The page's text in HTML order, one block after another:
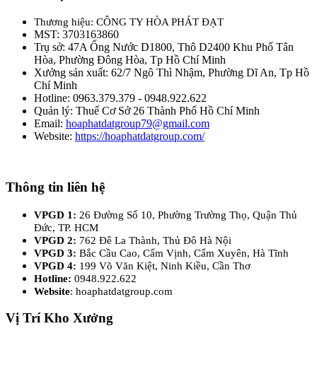
Thương hiệu: CÔNG TY HÒA PHÁT ĐẠT
MST: 3703163860
Trụ sở: 47A Ống Nước D1800, Thô D2400 Khu Phố Tân
Hòa, Phường Đông Hòa, Tp Hồ Chí Minh
Xưởng sản xuất: 62/7 Ngô Thì Nhậm, Phường Dĩ An, Tp Hồ
Chí Minh
Hotline: 0963.379.379 - 0948.922.622
Quản lý: Thuế Cơ Sở 26 Thành Phố Hồ Chí Minh
Email: hoaphatdatgroup79@gmail.com
Website: https://hoaphatdatgroup.com/
Thông tin liên hệ
VPGD 1: 26 Đường Số 10, Phường Trường Thọ, Quận Thủ
Đức, TP. HCM
VPGD 2: 762 Đê La Thành, Thủ Đô Hà Nội
VPGD 3: Bắc Cầu Cao, Cẩm Vịnh, Cẩm Xuyên, Hà Tĩnh
VPGD 4: 199 Võ Văn Kiệt, Ninh Kiều, Cần Thơ
Hotline: 0948.922.622
Website: hoaphatdatgroup.com
Vị Trí Kho Xưởng